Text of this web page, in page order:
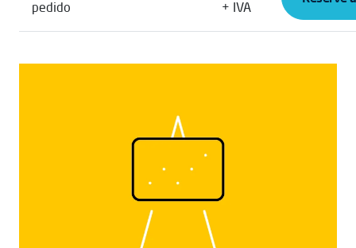
pedido
+ IVA